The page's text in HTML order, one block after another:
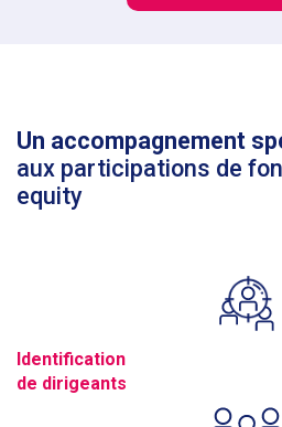
Un accompagnement
aux participations de
equity
Identification
de dirigeants